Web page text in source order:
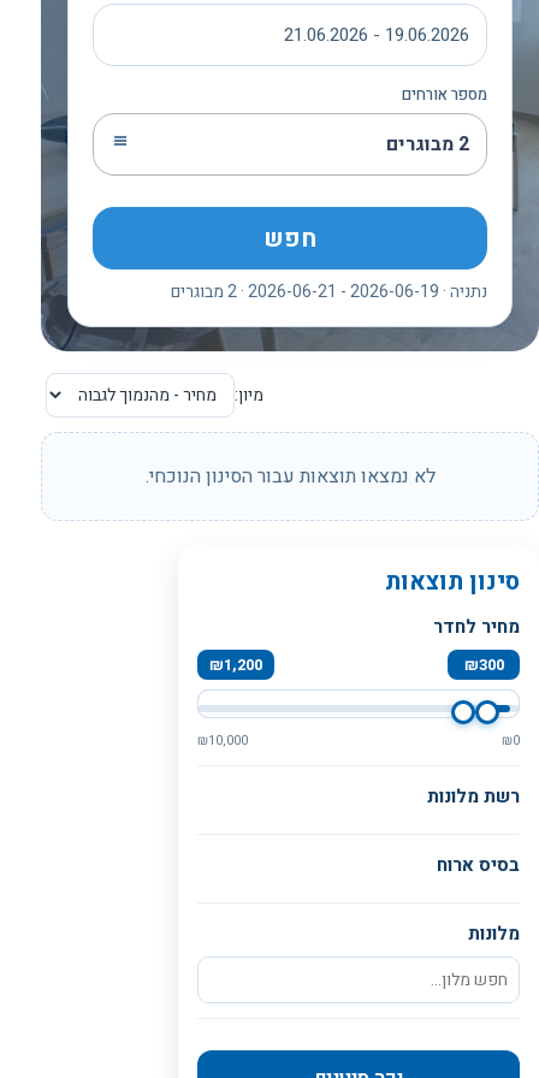
19.06.2026 - 21.06.2026
מספר אורחים
2 מבוגרים
חפש
נתניה · 2026-06-19 - 2026-06-21 · 2 מבוגרים
מיון:
לא נמצאו תוצאות עבור הסינון הנוכחי.
סינון תוצאות
מחיר לחדר
₪300
₪1,200
₪0
₪10,000
רשת מלונות
בסיס ארוח
מלונות